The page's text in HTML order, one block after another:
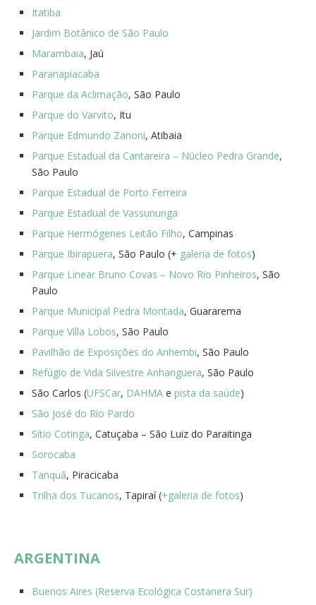
Itatiba
Jardim Botânico de São Paulo
Marambaia, Jaú
Paranapiacaba
Parque da Aclimação, São Paulo
Parque do Varvito, Itu
Parque Edmundo Zanoni, Atibaia
Parque Estadual da Cantareira – Núcleo Pedra Grande,
São Paulo
Parque Estadual de Porto Ferreira
Parque Estadual de Vassununga
Parque Hermógenes Leitão Filho, Campinas
Parque Ibirapuera, São Paulo (+ galeria de fotos)
Parque Linear Bruno Covas – Novo Rio Pinheiros, São
Paulo
Parque Municipal Pedra Montada, Guararema
Parque Villa Lobos, São Paulo
Pavilhão de Exposições do Anhembi, São Paulo
Refúgio de Vida Silvestre Anhanguera, São Paulo
São Carlos (UFSCar, DAHMA e pista da saúde)
São José do Rio Pardo
Sítio Cotinga, Catuçaba – São Luiz do Paraitinga
Sorocaba
Tanquã, Piracicaba
Trilha dos Tucanos, Tapiraí (+galeria de fotos)
ARGENTINA
Buenos Aires (Reserva Ecológica Costanera Sur)